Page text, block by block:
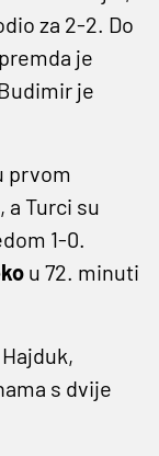
za 2-2. Do
je
je
prvom
a Turci su
1-0.
u 72. minuti
s dvije